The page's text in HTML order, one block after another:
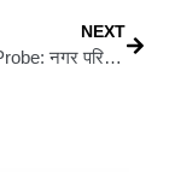
NEXT
Corruption Probe: नगर परिषद सिवान में 76 योजनाओं की स्वीकृति से जुड़ी संचिकाएं कार्यालय से गायब, फाइलों की तलाश में सहायक व अभियंता के घर छापेमारी